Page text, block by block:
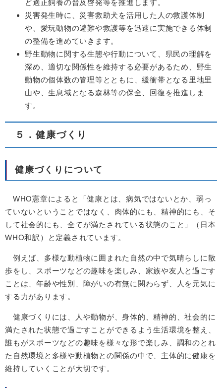
ど適正飼養の普及啓発等を推進します。
災害発生時に、災害救助犬を活用した人の救護体制
や、愛玩動物の避難や救護等を迅速に実施できる体制
の整備を進めていきます。
野生動物に関する生態や行動について、県民の理解を
深め、適切な関係性を維持する必要があるため、野生
動物の個体数の管理等とともに、緩衝帯となる里地里
山や、生息域となる森林等の保全、回復を推進しま
す。
５．健康づくり
健康づくりについて
WHO憲章によると「健康とは、病気ではないとか、弱っ
ていないということではなく、肉体的にも、精神的にも、そ
して社会的にも、全てが満たされている状態のこと」（日本
WHO和訳）と定義されています。
例えば、多様な動植物に囲まれた自然の中で気晴らしに散
歩をし、スポーツなどの趣味を楽しみ、家族や友人と過ごす
ことは、年齢や性別、障がいの有無に関わらず、人を元気に
する力があります。
健康づくりには、人や動物が、身体的、精神的、社会的に
満たされた状態で過ごすことができるよう生活環境を整え、
誰もがスポーツなどの趣味を様々な形で楽しみ、調和のとれ
た自然環境と多様や動植物との関係の中で、主体的に健康を
維持していくことが大切です。